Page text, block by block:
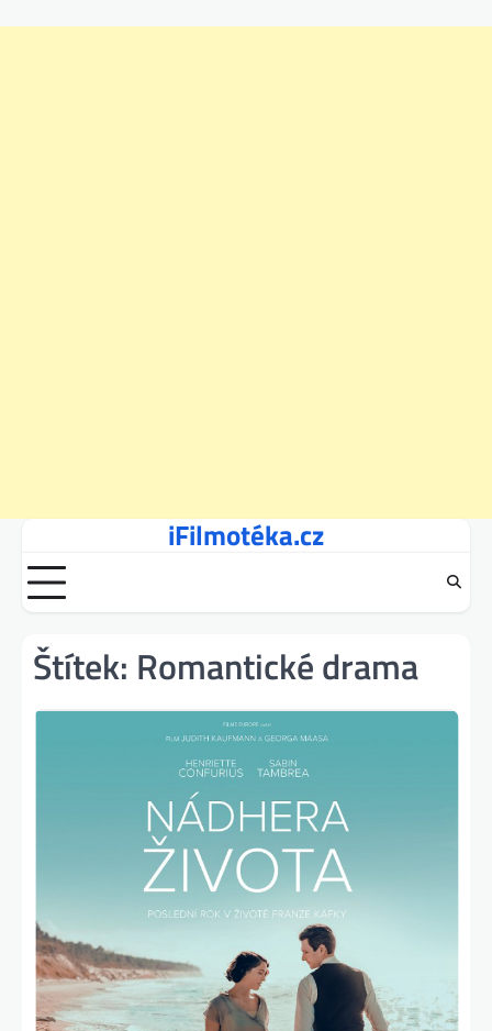
content
iFilmotéka.cz
Štítek: Romantické drama